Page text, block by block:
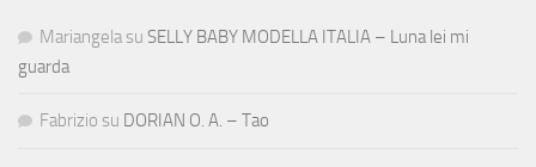
Mariangela su SELLY BABY MODELLA ITALIA – Luna lei mi
guarda
Fabrizio su DORIAN O. A. – Tao